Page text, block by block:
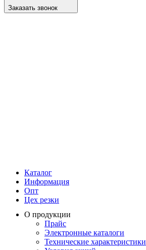
Заказать звонок
Каталог
Информация
Опт
Цех резки
О продукции
Прайс
Электронные каталоги
Технические характеристики